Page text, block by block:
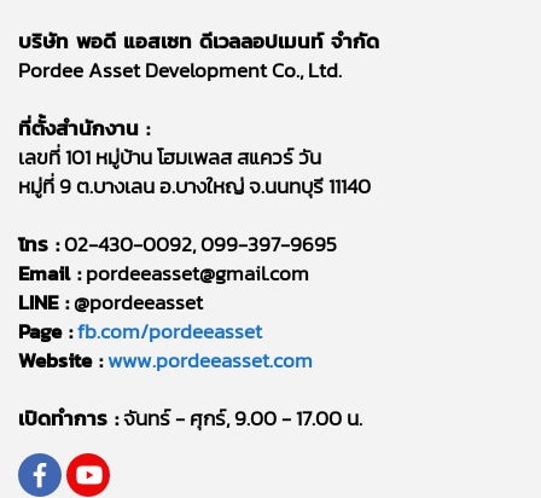
บริษัท พอดี แอสเซท ดีเวลลอปเมนท์ จำกัด
Pordee Asset Development Co., Ltd.
ที่ตั้งสำนักงาน :
เลขที่ 101 หมู่บ้าน โฮมเพลส สแควร์ วัน
หมู่ที่ 9 ต.บางเลน อ.บางใหญ่ จ.นนทบุรี 11140
โทร :02-430-0092, 099-397-9695
Email :pordeeasset@gmail.com
LINE :@pordeeasset
Page :fb.com/pordeeasset
Website :www.pordeeasset.com
เปิดทำการ :จันทร์ - ศุกร์, 9.00 - 17.00 น.